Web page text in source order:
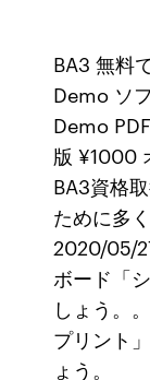
BA3 無料
Demo ソ
Demo
版 ¥1000
BA3資格
ために多
2020/05/
ボード「
しょう。
プリント
ょう。